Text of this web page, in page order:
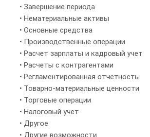
• Завершение периода
• Нематериальные активы
• Основные средства
• Производственные операции
• Расчет зарплаты и кадровый учет
• Расчеты с контрагентами
• Регламентированная отчетность
• Товарно-материальные ценности
• Торговые операции
• Налоговый учет
• Другое
• Другие возможности